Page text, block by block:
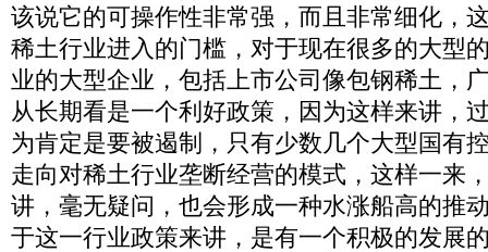
该说它的可操作性非常强，而且非常细化，
稀土行业进入的门槛，对于现在很多的大型
业的大型企业，包括上市公司像包钢稀土，
从长期看是一个利好政策，因为这样来讲，
为肯定是要被遏制，只有少数几个大型国有
走向对稀土行业垄断经营的模式，这样一来
讲，毫无疑问，也会形成一种水涨船高的推
于这一行业政策来讲，是有一个积极的发展